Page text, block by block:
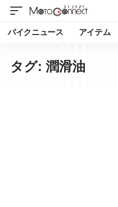
バイクニュース アイテム
タグ: 潤滑油